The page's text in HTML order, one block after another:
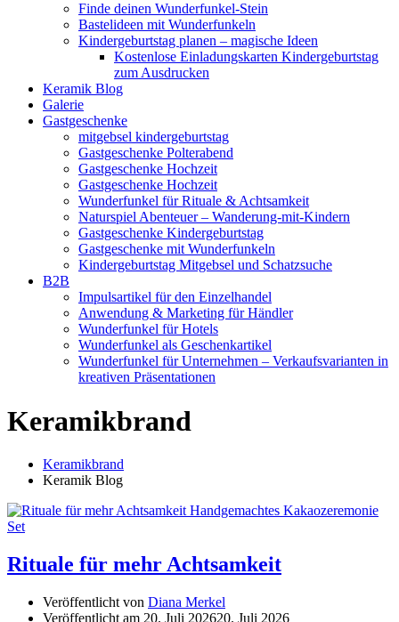
Finde deinen Wunderfunkel-Stein
Bastelideen mit Wunderfunkeln
Kindergeburtstag planen – magische Ideen
Kostenlose Einladungskarten Kindergeburtstag
zum Ausdrucken
Keramik Blog
Galerie
Gastgeschenke
mitgebsel kindergeburtstag
Gastgeschenke Polterabend
Gastgeschenke Hochzeit
Gastgeschenke Hochzeit
Wunderfunkel für Rituale & Achtsamkeit
Naturspiel Abenteuer – Wanderung-mit-Kindern
Gastgeschenke Kindergeburtstag
Gastgeschenke mit Wunderfunkeln
Kindergeburtstag Mitgebsel und Schatzsuche
B2B
Impulsartikel für den Einzelhandel
Anwendung & Marketing für Händler
Wunderfunkel für Hotels
Wunderfunkel als Geschenkartikel
Wunderfunkel für Unternehmen – Verkaufsvarianten in
kreativen Präsentationen
Keramikbrand
Keramikbrand
Keramik Blog
Keramik
Blog
Rituale für mehr Achtsamkeit
Veröffentlicht von Diana Merkel
Veröffentlicht am 20. Juli 202620. Juli 2026